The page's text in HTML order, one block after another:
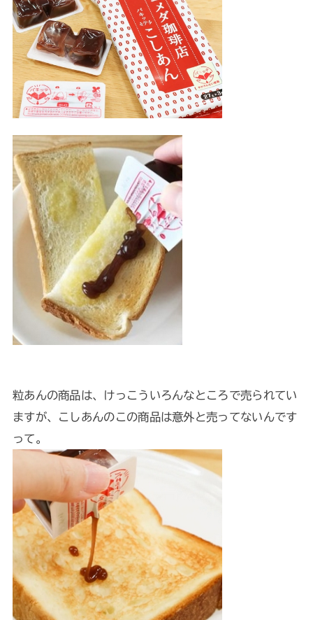
粒あんの商品は、けっこういろんなところで売られてい
ますが、こしあんのこの商品は意外と売ってないんです
って。